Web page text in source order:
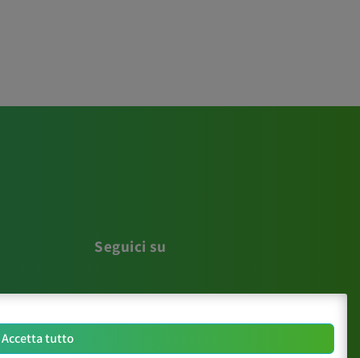
Seguici su
Accetta tutto